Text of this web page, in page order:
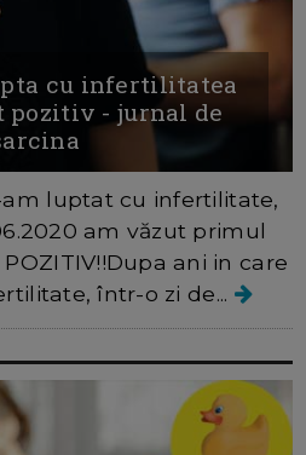
cu infertilitatea
pozitiv - jurnal de
luptat cu infertilitate,
am văzut primul
ani in care
într-o zi de...